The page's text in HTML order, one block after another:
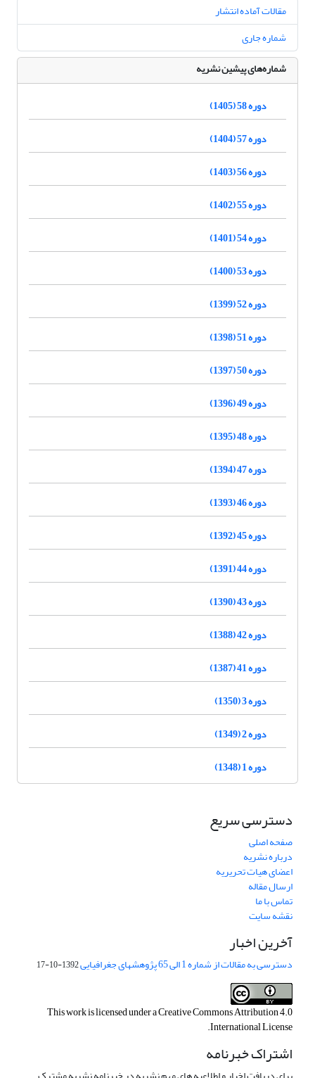
مقالات آماده انتشار
شماره جاری
شماره‌های پیشین نشریه
دوره 58 (1405)
دوره 57 (1404)
دوره 56 (1403)
دوره 55 (1402)
دوره 54 (1401)
دوره 53 (1400)
دوره 52 (1399)
دوره 51 (1398)
دوره 50 (1397)
دوره 49 (1396)
دوره 48 (1395)
دوره 47 (1394)
دوره 46 (1393)
دوره 45 (1392)
دوره 44 (1391)
دوره 43 (1390)
دوره 42 (1388)
دوره 41 (1387)
دوره 3 (1350)
دوره 2 (1349)
دوره 1 (1348)
دسترسی سریع
صفحه اصلی
درباره نشریه
اعضای هیات تحریریه
ارسال مقاله
تماس با ما
نقشه سایت
آخرین اخبار
دسترسی به مقالات از شماره 1 الی 65 پژوهشهای جغرافیایی 1392-10-17
This work is licensed under aCreative Commons Attribution 4.0
International License
.
اشتراک خبرنامه